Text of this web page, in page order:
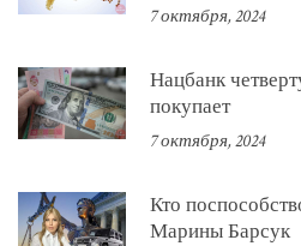
7 октября, 2024
Нацбанк
покупает
7 октября, 2024
Кто
Марины Барсук